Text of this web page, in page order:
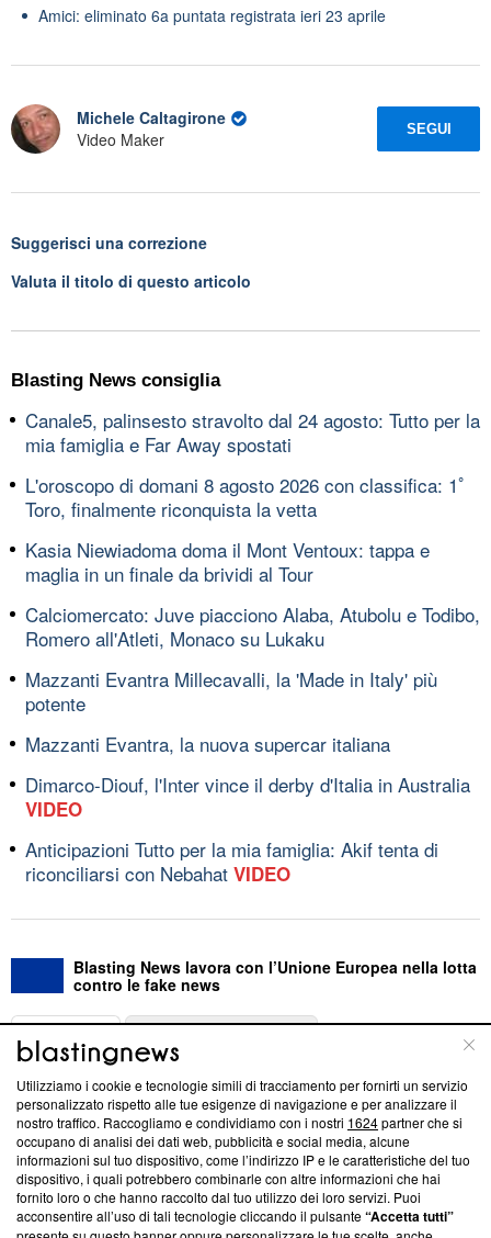
Amici: eliminato 6a puntata registrata ieri 23 aprile
Michele Caltagirone
Video Maker
SEGUI
Suggerisci una correzione
Valuta il titolo di questo articolo
Blasting News consiglia
Canale5, palinsesto stravolto dal 24 agosto: Tutto per la
mia famiglia e Far Away spostati
L'oroscopo di domani 8 agosto 2026 con classifica: 1ﾟ
Toro, finalmente riconquista la vetta
Kasia Niewiadoma doma il Mont Ventoux: tappa e
maglia in un finale da brividi al Tour
Calciomercato: Juve piacciono Alaba, Atubolu e Todibo,
Romero all'Atleti, Monaco su Lukaku
Mazzanti Evantra Millecavalli, la 'Made in Italy' più
potente
Mazzanti Evantra, la nuova supercar italiana
Dimarco-Diouf, l'Inter vince il derby d'Italia in Australia
VIDEO
Anticipazioni Tutto per la mia famiglia: Akif tenta di
riconciliarsi con Nebahat VIDEO
Blasting News lavora con l’Unione Europea nella lotta
contro le fake news
ABOUT
Questa sezione offre informazioni trasparenti su Blasting
News, sui nostri processi editoriali e su come ci impegniamo a
creare news di qualità. Inoltre, afferma la nostra aderenza a
‘Trust Project - News with Integrity’Blasting News non è
ancora membro del programma, ma ha richiesto di farne
parte; Trust Project non ha ancora effettuato una verifica di
Utilizziamo i cookie e tecnologie simili di tracciamento per fornirti un servizio
personalizzato rispetto alle tue esigenze di navigazione e per analizzare il
nostro traffico. Raccogliamo e condividiamo con i nostri 1624partner che si
occupano di analisi dei dati web, pubblicità e social media, alcune
informazioni sul tuo dispositivo, come l’indirizzo IP e le caratteristiche del tuo
dispositivo, i quali potrebbero combinarle con altre informazioni che hai
fornito loro o che hanno raccolto dal tuo utilizzo dei loro servizi. Puoi
acconsentire all’uso di tali tecnologie cliccando il pulsante“Accetta tutti”